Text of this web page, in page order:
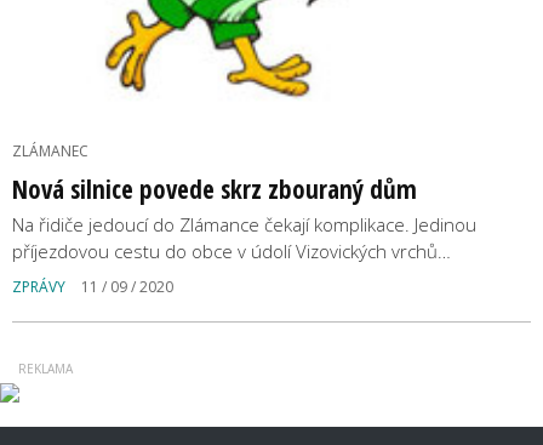
ZLÁMANEC
Nová silnice povede skrz zbouraný dům
Na řidiče jedoucí do Zlámance čekají komplikace. Jedinou
příjezdovou cestu do obce v údolí Vizovických vrchů…
ZPRÁVY 11 / 09 / 2020